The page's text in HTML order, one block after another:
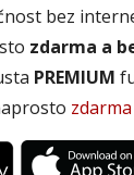
bez
zdarma a
PREMIUM
zdarma